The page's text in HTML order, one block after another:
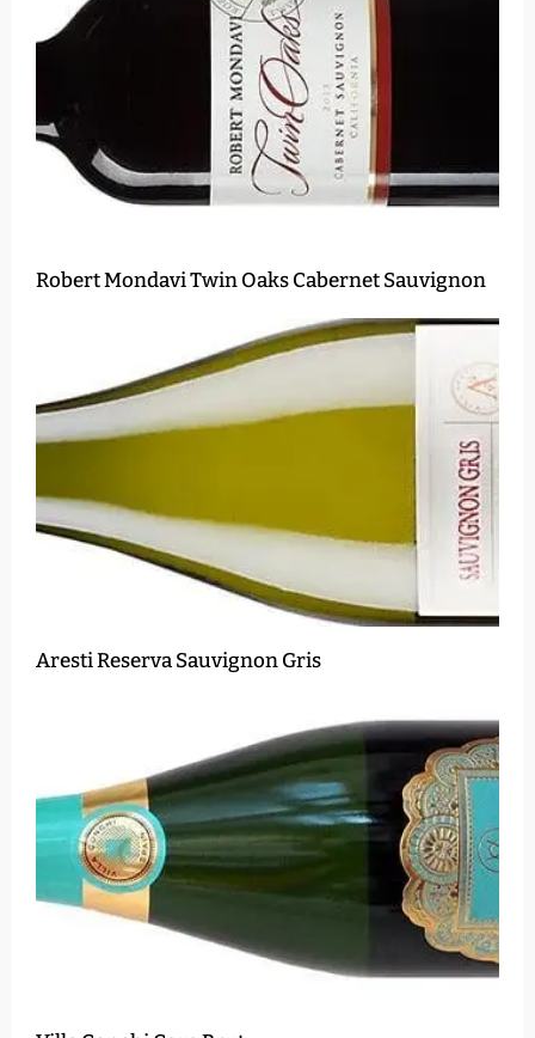
Robert Mondavi Twin Oaks Cabernet Sauvignon
Aresti Reserva Sauvignon Gris